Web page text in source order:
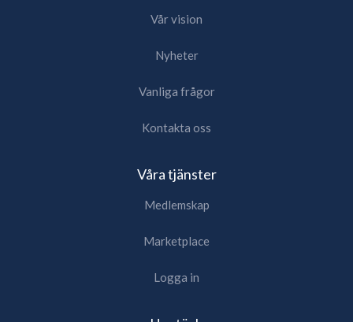
Vår vision
Nyheter
Vanliga frågor
Kontakta oss
Våra tjänster
Medlemskap
Marketplace
Logga in